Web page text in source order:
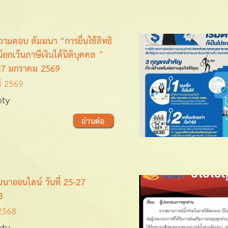
ามตอบ สัมมนา “การยื่นใช้สิทธิ
ยกเว้นภาษีเงินได้นิติบุคคล ”
มกราคม 2569
2569
อ่านต่อ
นาออนไลน์ วันที่ 25-27